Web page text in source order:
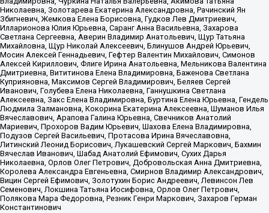
Николаевна, Золотарева Екатерина Александровна, Рачинский Ян
Збигневич, Жемкова Елена Борисовна, Гудков Лев Дмитриевич,
Илларионова Юлия Юрьевна, Саранг Анна Васильевна, Захарова
Светлана Сергеевна, Аверин Владимир Анатольевич, Щур Татьяна
Михайловна, Щур Николай Алексеевич, Блинушов Андрей Юрьевич,
Мосин Алексей Геннадьевич, Гефтер Валентин Михайлович, Симонов
Алексей Кириллович, Флиге Ирина Анатольевна, Мельникова Валентина
Дмитриевна, Вититинова Елена Владимировна, Баженова Светлана
Куприяновна, Максимов Сергей Владимирович, Беляев Сергей
Иванович, Голубева Елена Николаевна, Ганнушкина Светлана
Алексеевна, Закс Елена Владимировна, Буртина Елена Юрьевна, Гендель
Людмила Залмановна, Кокорина Екатерина Алексеевна, Шуманов Илья
Вячеславович, Арапова Галина Юрьевна, Свечников Анатолий
Мариевич, Прохоров Вадим Юрьевич, Шахова Елена Владимировна,
Подузов Сергей Васильевич, Протасова Ирина Вячеславовна,
Литинский Леонид Борисович, Лукашевский Сергей Маркович, Бахмин
Вячеслав Иванович, Шабад Анатолий Ефимович, Сухих Дарья
Николаевна, Орлов Олег Петрович, Добровольская Анна Дмитриевна,
Королева Александра Евгеньевна, Смирнов Владимир Александрович,
Вицин Сергей Ефимович, Золотухин Борис Андреевич, Левинсон Лев
Семенович, Локшина Татьяна Иосифовна, Орлов Олег Петрович,
Полякова Мара Федоровна, Резник Генри Маркович, Захаров Герман
Константинович